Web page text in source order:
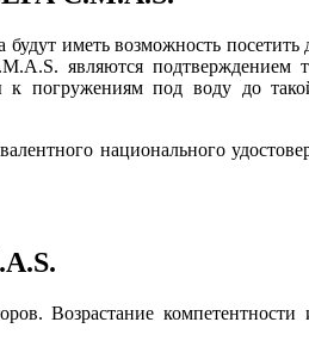
иметь возможность
являются подтверждением
под воду до такой
национального
Возрастание